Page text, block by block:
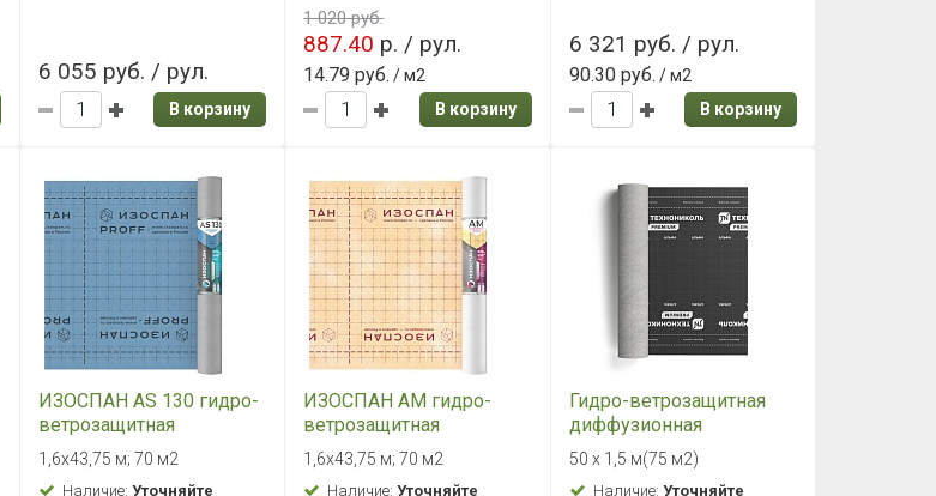
6 055 руб. / рул.
В корзину
1 020 руб.
887.40 р. / рул.
14.79 руб. / м2
В корзину
6 321 руб. / рул.
90.30 руб. / м2
В корзину
ИЗОСПАН АS 130 гидро-
ветрозащитная
паропроницаемая
мембрана
1,6х43,75 м; 70 м2
Наличие:Уточняйте
ИЗОСПАН АМ гидро-
ветрозащитная
паропроницаемая
мембрана
1,6х43,75 м; 70 м2
Наличие:Уточняйте
Гидро-ветрозащитная
диффузионная
мембрана
ТехноНИКОЛЬ Альфа
50 х 1,5 м(75 м2)
Наличие: Уточняйте